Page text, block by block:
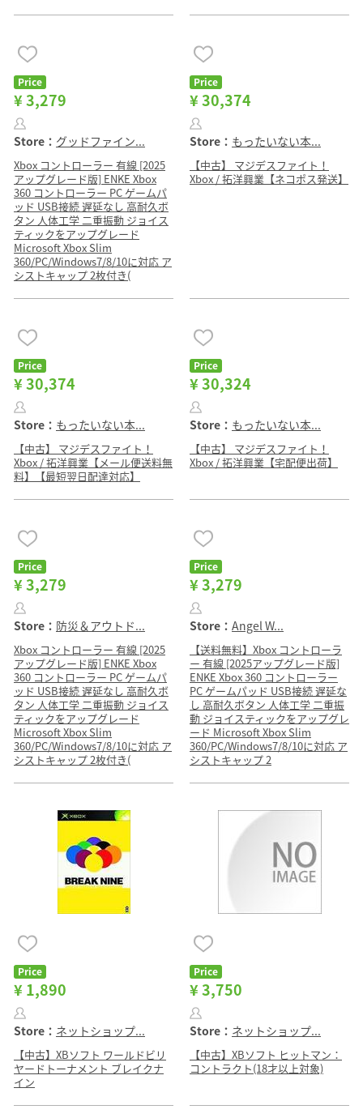
Price
¥ 3,279
Store： グッドファイン...
Xbox コントローラー 有線 [2025
アップグレード版] ENKE Xbox
360 コントローラー PC ゲームパ
ッド USB接続 遅延なし 高耐久ボ
タン 人体工学 二重振動 ジョイス
ティックをアップグレード
Microsoft Xbox Slim
360/PC/Windows7/8/10に対応 ア
シストキャップ 2枚付き(
Price
¥ 30,374
Store： もったいない本...
【中古】 マジデスファイト！
Xbox / 拓洋興業【ネコポス発送】
Price
¥ 30,374
Store： もったいない本...
【中古】 マジデスファイト！
Xbox / 拓洋興業【メール便送料無
料】【最短翌日配達対応】
Price
¥ 30,324
Store： もったいない本...
【中古】 マジデスファイト！
Xbox / 拓洋興業【宅配便出荷】
Price
¥ 3,279
Store： 防災＆アウトド...
Xbox コントローラー 有線 [2025
アップグレード版] ENKE Xbox
360 コントローラー PC ゲームパ
ッド USB接続 遅延なし 高耐久ボ
タン 人体工学 二重振動 ジョイス
ティックをアップグレード
Microsoft Xbox Slim
360/PC/Windows7/8/10に対応 ア
シストキャップ 2枚付き(
Price
¥ 3,279
Store： Angel W...
【送料無料】Xbox コントローラ
ー 有線 [2025アップグレード版]
ENKE Xbox 360 コントローラー
PC ゲームパッド USB接続 遅延な
し 高耐久ボタン 人体工学 二重振
動 ジョイスティックをアップグレ
ード Microsoft Xbox Slim
360/PC/Windows7/8/10に対応 ア
シストキャップ 2
Price
¥ 1,890
Store： ネットショップ...
【中古】XBソフト ワールドビリ
ヤードトーナメント ブレイクナ
イン
Price
¥ 3,750
Store： ネットショップ...
【中古】XBソフト ヒットマン：
コントラクト(18才以上対象)